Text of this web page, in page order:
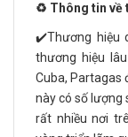
♻️ Thông tin về
✔️Thương hiệu
thương hiệu
Cuba, Partagas
này có số lượng
rất nhiều nơi